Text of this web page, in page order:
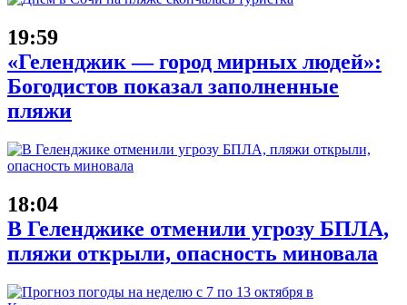
19:59
«Геленджик — город мирных людей»:
Богодистов показал заполненные
пляжи
18:04
В Геленджике отменили угрозу БПЛА,
пляжи открыли, опасность миновала